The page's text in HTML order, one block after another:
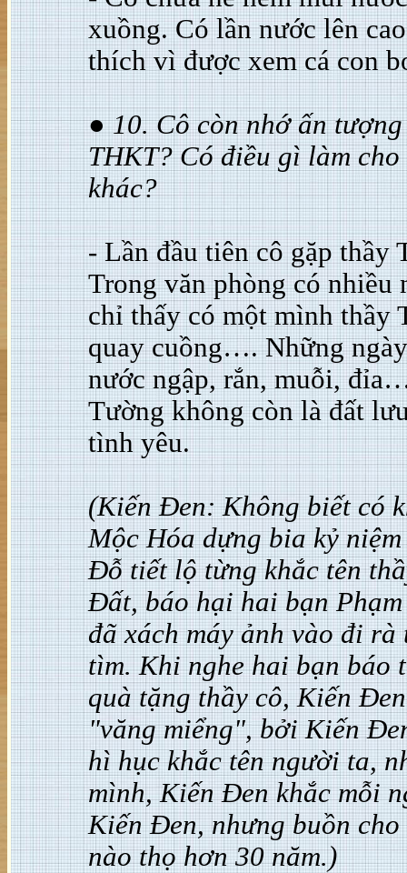
xuồng. Có lần nước lên
thích vì được xem cá con
● 10. Cô còn nhớ ấn
THKT? Có điều gì làm
khác?
- Lần đầu tiên cô gặp thầy
Trong văn phòng có nhiều
chỉ thấy có một mình
quay cuồng…. Những
nước ngập, rắn, muỗi,
Tường không còn là đất
tình yêu.
(Kiến Đen: Không biết có
Mộc Hóa dựng bia kỷ
Đỗ tiết lộ từng khắc tên
Đất, báo hại hai bạn
đã xách máy ảnh vào đi
tìm. Khi nghe hai bạn báo
quà tặng thầy cô, Kiến
"văng miểng", bởi Kiến
hì hục khắc tên người ta,
mình, Kiến Đen khắc mỗi
Kiến Đen, nhưng buồn
nào thọ hơn 30 năm.)